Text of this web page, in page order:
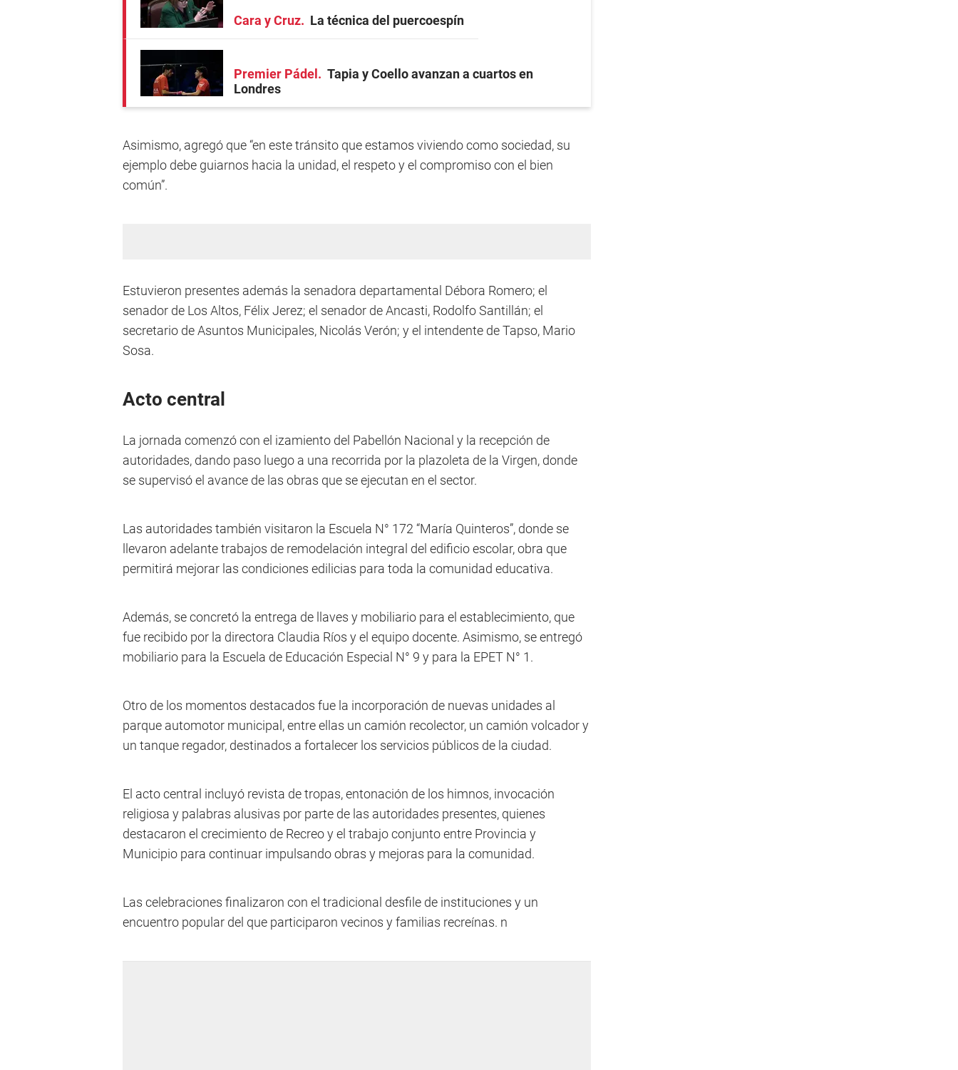
Cara y Cruz La técnica del puercoespín
Premier Pádel
Tapia y Coello avanzan a cuartos en
Londres
Asimismo, agregó que “en este tránsito que estamos viviendo como sociedad, su
ejemplo debe guiarnos hacia la unidad, el respeto y el compromiso con el bien
común”.
Estuvieron presentes además la senadora departamental Débora Romero; el
senador de Los Altos, Félix Jerez; el senador de Ancasti, Rodolfo Santillán; el
secretario de Asuntos Municipales, Nicolás Verón; y el intendente de Tapso, Mario
Sosa.
Acto central
La jornada comenzó con el izamiento del Pabellón Nacional y la recepción de
autoridades, dando paso luego a una recorrida por la plazoleta de la Virgen, donde
se supervisó el avance de las obras que se ejecutan en el sector.
Las autoridades también visitaron la Escuela N° 172 “María Quinteros”, donde se
llevaron adelante trabajos de remodelación integral del edificio escolar, obra que
permitirá mejorar las condiciones edilicias para toda la comunidad educativa.
Además, se concretó la entrega de llaves y mobiliario para el establecimiento, que
fue recibido por la directora Claudia Ríos y el equipo docente. Asimismo, se entregó
mobiliario para la Escuela de Educación Especial N° 9 y para la EPET N° 1.
Otro de los momentos destacados fue la incorporación de nuevas unidades al
parque automotor municipal, entre ellas un camión recolector, un camión volcador y
un tanque regador, destinados a fortalecer los servicios públicos de la ciudad.
El acto central incluyó revista de tropas, entonación de los himnos, invocación
religiosa y palabras alusivas por parte de las autoridades presentes, quienes
destacaron el crecimiento de Recreo y el trabajo conjunto entre Provincia y
Municipio para continuar impulsando obras y mejoras para la comunidad.
Las celebraciones finalizaron con el tradicional desfile de instituciones y un
encuentro popular del que participaron vecinos y familias recreínas. n